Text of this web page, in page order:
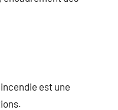
est une